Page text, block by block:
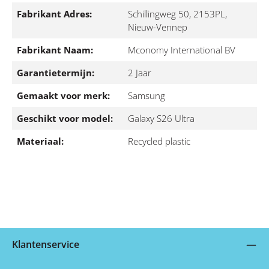
Fabrikant Adres:
Schillingweg 50, 2153PL,
Nieuw-Vennep
Fabrikant Naam:
Mconomy International BV
Garantietermijn:
2 Jaar
Gemaakt voor merk:
Samsung
Geschikt voor model:
Galaxy S26 Ultra
Materiaal:
Recycled plastic
Klantenservice